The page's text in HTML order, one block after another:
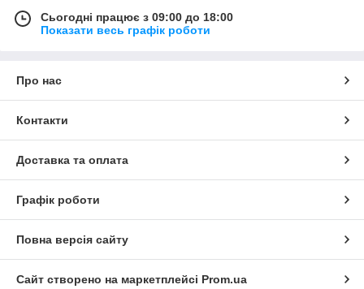
Сьогодні працює з 09:00 до 18:00
Показати весь графік роботи
Про нас
Контакти
Доставка та оплата
Графік роботи
Повна версія сайту
Сайт створено на маркетплейсі Prom.ua